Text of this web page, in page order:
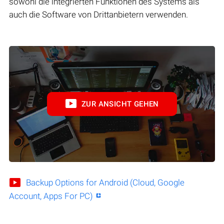
auch die Software von Drittanbietern verwenden.
ZUR ANSICHT GEHEN
Backup Options for Android (Cloud, Google
Account, Apps For PC)